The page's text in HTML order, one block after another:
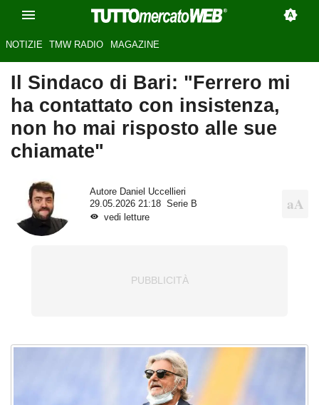
NOTIZIE TMW RADIO MAGAZINE
Il Sindaco di Bari: "Ferrero mi
ha contattato con insistenza,
non ho mai risposto alle sue
chiamate"
Autore Daniel Uccellieri
29.05.2026 21:18
Serie B
vedi letture